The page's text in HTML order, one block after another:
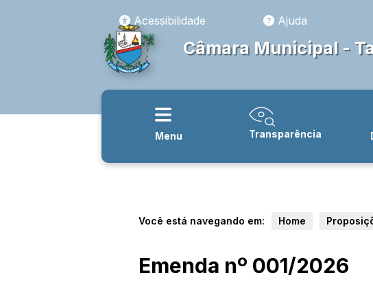
Acessibilidade Ajuda
Câmara Municipal -
Menu Transparência
Você está navegando em: Home
Emenda nº 001/2026